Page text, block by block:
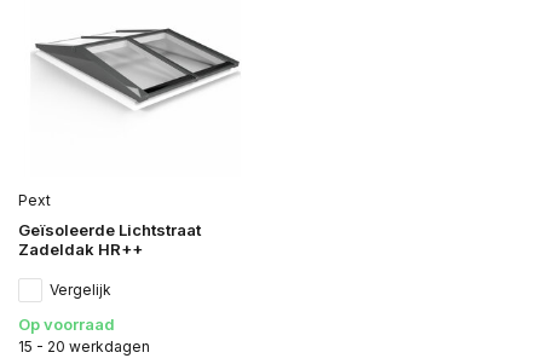
Pext
Geïsoleerde Lichtstraat
Zadeldak HR++
Vergelijk
Op voorraad
15 - 20 werkdagen